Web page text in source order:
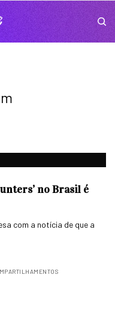
no Brasil é
com a notícia de que a